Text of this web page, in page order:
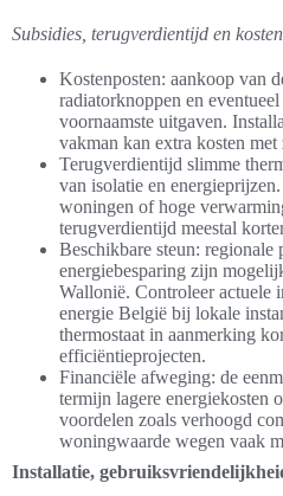
Subsidies, terugverdientijd en
Kostenposten: aankoop van
radiatorknoppen en
voornaamste uitgaven.
vakman kan extra kosten met
Terugverdientijd slimme
van isolatie en
woningen of hoge
terugverdientijd meestal
Beschikbare steun: regionale
energiebesparing zijn
Wallonië. Controleer actuele
energie België bij lokale
thermostaat in aanmerking
efficiëntieprojecten.
Financiële afweging: de
termijn lagere energiekosten
voordelen zoals verhoogd
woningwaarde wegen vaak
Installatie,